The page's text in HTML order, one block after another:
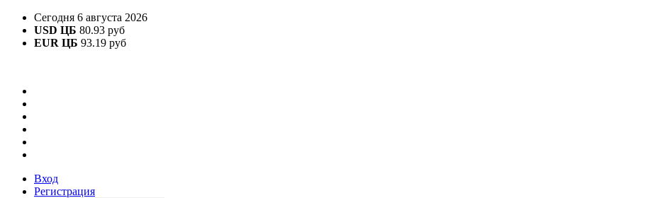
Сегодня 6 августа 2026
USD ЦБ 80.93 руб
EUR ЦБ 93.19 руб
Вход
Регистрация